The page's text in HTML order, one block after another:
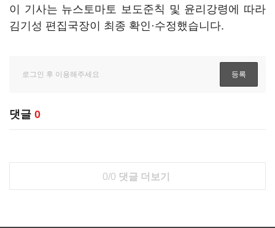
이 기사는 뉴스토마토 보도준칙 및 윤리강령에 따라
김기성 편집국장이 최종 확인·수정했습니다.
댓글 0
0/0 댓글 더보기